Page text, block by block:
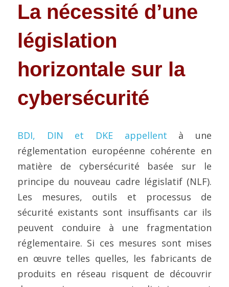
La nécessité d’une
législation
horizontale sur la
cybersécurité
BDI, DIN et DKE appellent à une
réglementation européenne cohérente en
matière de cybersécurité basée sur le
principe du nouveau cadre législatif (NLF).
Les mesures, outils et processus de
sécurité existants sont insuffisants car ils
peuvent conduire à une fragmentation
réglementaire. Si ces mesures sont mises
en œuvre telles quelles, les fabricants de
produits en réseau risquent de découvrir